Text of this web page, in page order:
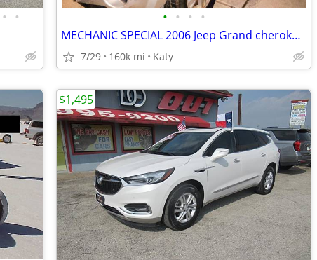
• • • • • •
MECHANIC SPECIAL 2006 Jeep Grand cherokee LAREDO SUV
7/29 160k mi Katy
$1,495